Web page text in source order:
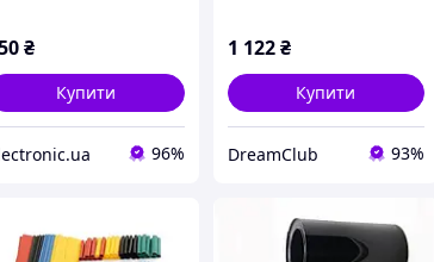
₴
Купити
96%
1 122 ₴
Купити
DreamClub 93%